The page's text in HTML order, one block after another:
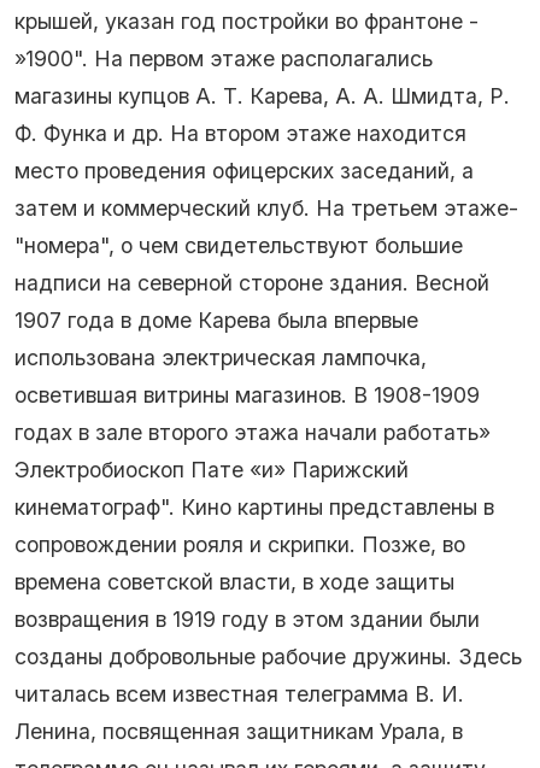
крышей, указан год постройки во франтоне -
»1900". На первом этаже располагались
магазины купцов А. Т. Карева, А. А. Шмидта, Р.
Ф. Функа и др. На втором этаже находится
место проведения офицерских заседаний, а
затем и коммерческий клуб. На третьем этаже-
"номера", о чем свидетельствуют большие
надписи на северной стороне здания. Весной
1907 года в доме Карева была впервые
использована электрическая лампочка,
осветившая витрины магазинов. В 1908-1909
годах в зале второго этажа начали работать»
Электробиоскоп Пате «и» Парижский
кинематограф". Кино картины представлены в
сопровождении рояля и скрипки. Позже, во
времена советской власти, в ходе защиты
возвращения в 1919 году в этом здании были
созданы добровольные рабочие дружины. Здесь
читалась всем известная телеграмма В. И.
Ленина, посвященная защитникам Урала, в